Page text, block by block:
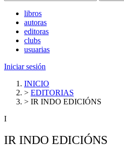
libros
autoras
editoras
clubs
usuarias
Iniciar sesión
INICIO
> EDITORIAS
> IR INDO EDICIÓNS
I
IR INDO EDICIÓNS